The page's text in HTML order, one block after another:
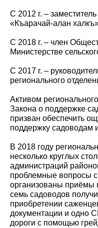
С 2012 г. –
«Къарачай-алан
С 2018 г. – член
Министерстве
С 2017 г. –
регионального
Активом
Закона о поддержке
призван обеспечить
поддержку садоводам
В 2018 году
несколько круглых
администраций
проблемные вопросы
организованы приёмы
семь садоводов
приобретении
документации и одно
дороги с помощью